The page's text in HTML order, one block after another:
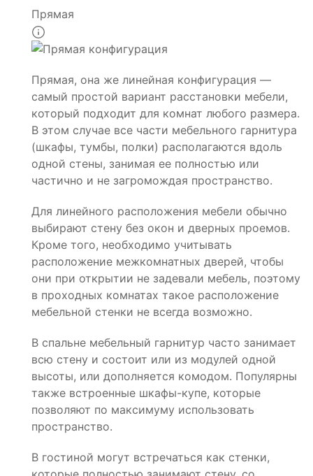
Прямая
Прямая, она же линейная конфигурация —
самый простой вариант расстановки мебели,
который подходит для комнат любого размера.
В этом случае все части мебельного гарнитура
(шкафы, тумбы, полки) располагаются вдоль
одной стены, занимая ее полностью или
частично и не загромождая пространство.
Для линейного расположения мебели обычно
выбирают стену без окон и дверных проемов.
Кроме того, необходимо учитывать
расположение межкомнатных дверей, чтобы
они при открытии не задевали мебель, поэтому
в проходных комнатах такое расположение
мебельной стенки не всегда возможно.
В спальне мебельный гарнитур часто занимает
всю стену и состоит или из модулей одной
высоты, или дополняется комодом. Популярны
также встроенные шкафы-купе, которые
позволяют по максимуму использовать
пространство.
В гостиной могут встречаться как стенки,